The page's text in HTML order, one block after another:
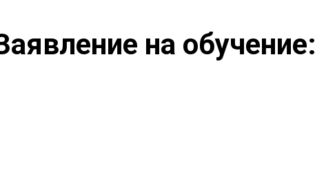
на обучение: